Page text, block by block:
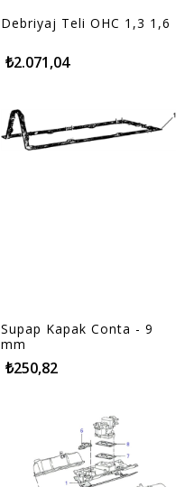
Debriyaj Teli OHC 1,3 1,6
₺2.071,04
Supap Kapak Conta - 9
mm
₺250,82